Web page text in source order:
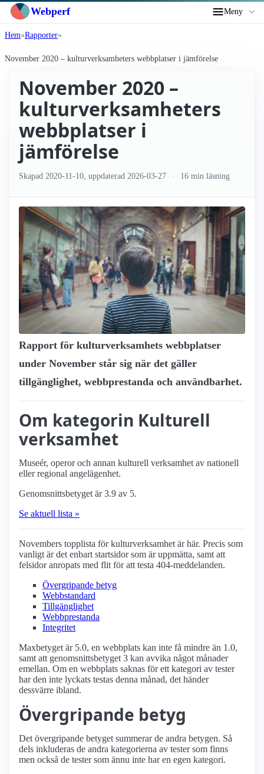
Webperf Meny
Hem Rapporter
November 2020 – kultur­verksamheters webbplatser i jämförelse
November 2020 –
kultur­verksamheters
webbplatser i
jämförelse
Skapad 2020-11-10 , uppdaterad 2026-03-27 16 min läsning
Rapport för kultur­verksamhets webbplatser
under November står sig när det gäller
tillgänglighet, webbprestanda och användbarhet.
Om kategorin Kulturell
verksamhet
Museér, operor och annan kulturell verksamhet av nationell
eller regional angelägenhet.
Genomsnittsbetyget är 3.9 av 5.
Se aktuell lista »
Novembers topplista för kultur­verksamhet är här. Precis som
vanligt är det enbart startsidor som är uppmätta, samt att
felsidor anropats med flit för att testa 404-meddelanden.
Övergripande betyg
Webbstandard
Tillgänglighet
Webbprestanda
Integritet
Maxbetyget är 5.0, en webbplats kan inte få mindre än 1.0,
samt att genomsnittsbetyget 3 kan avvika något månader
emellan. Om en webbplats saknas för ett kategori av tester
har den inte lyckats testas denna månad, det händer
dessvärre ibland.
Övergripande betyg
Det övergripande betyget summerar de andra betygen. Så
dels inkluderas de andra kategorierna av tester som finns
men också de tester som ännu inte har en egen kategori.